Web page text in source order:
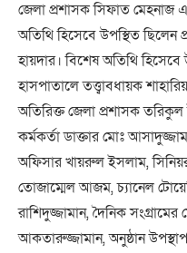
জেলা প্রশাসক সিফাত মেহনাজ
অতিথি হিসেবে উপস্থিত ছিলেন
হায়দার। বিশেষ অতিথি
হাসপাতালে তত্ত্বাবধায়ক
অতিরিক্ত জেলা প্রশাসক
কর্মকর্তা ডাক্তার মোঃ
অফিসার খায়রুল ইসলাম,
তোজাম্মেল আজম, চ্যানেল
রাশিদুজ্জামান, দৈনিক
আকতারুজ্জামান, অনুষ্ঠান